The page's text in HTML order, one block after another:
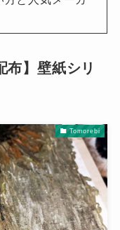
布】壁紙シリ
Tomorebi